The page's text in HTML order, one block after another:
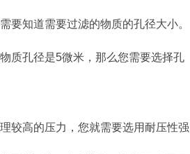
要知道需要过滤的物质的孔径大小。
质孔径是5微米，那么您需要选择孔
较高的压力，您就需要选用耐压性强